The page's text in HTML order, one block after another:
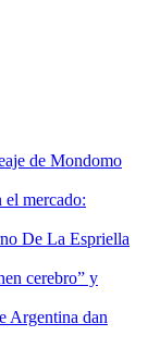
de Mondomo
mercado:
De La Espriella
cerebro” y
Argentina dan